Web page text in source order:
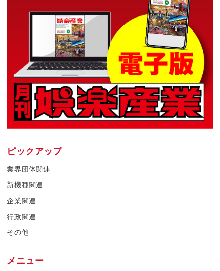
ピックアップ
業界団体関連
新機種関連
企業関連
行政関連
その他
メニュー